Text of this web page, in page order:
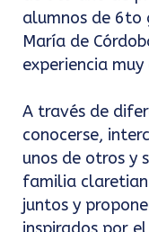
alumnos de 6to
María de
experiencia
A través de
conocerse,
unos de otros y
familia
juntos y